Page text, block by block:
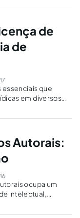
expressão em
de
de
que
em diversos
Neste
Autorais:
ocupa um
intelectual,
Esse processo